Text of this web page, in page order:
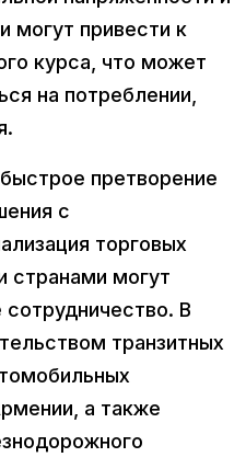
могут привести к
курса, что может
на потреблении,
претворение
с
торговых
странами могут
сотрудничество. В
транзитных
а также